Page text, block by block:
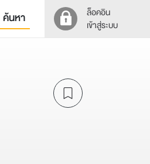
ค้นหา
ล็อคอิน
เข้าสู่ระบบ